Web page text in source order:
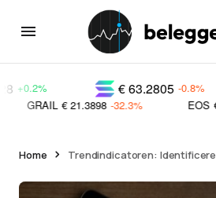
€ 63.2805 -0.8%
EOS € 0.05689 -
€ 21.3898 -32.3%
Home Trendindicatoren: